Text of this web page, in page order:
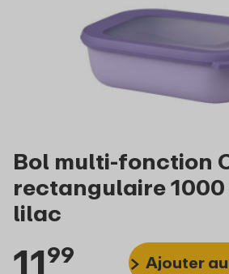
Bol multi-fonction
rectangulaire 1000
lilac
1199 Ajouter